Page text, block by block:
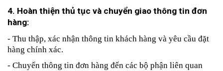
4. Hoàn thiện thủ tục và chuyển giao thông tin đơn
hàng:
- Thu thập, xác nhận thông tin khách hàng và yêu cầu đặt
hàng chính xác.
- Chuyển thông tin đơn hàng đến các bộ phận liên quan